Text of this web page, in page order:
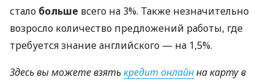
стало больше всего на 3%. Также незначительно
возросло количество предложений работы, где
требуется знание английского — на 1,5%.
Здесь вы можете взятькредит онлайнна карту в